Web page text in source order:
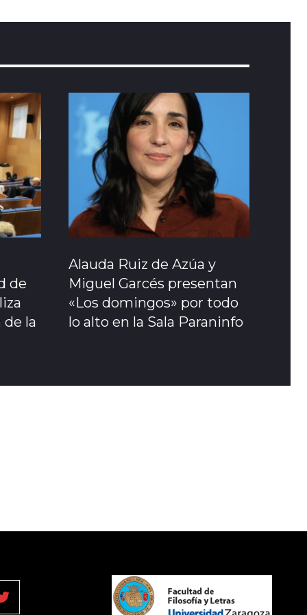
de
la
Alauda Ruiz de Azúa y
Miguel Garcés presentan
«Los domingos» por todo
lo alto en la Sala Paraninfo